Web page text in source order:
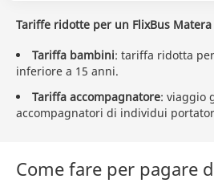
Tariffe ridotte per un FlixBus Matera
Tariffa bambini: tariffa ridotta
inferiore a 15 anni.
Tariffa accompagnatore: viaggio
accompagnatori di individui
Come fare per pagare